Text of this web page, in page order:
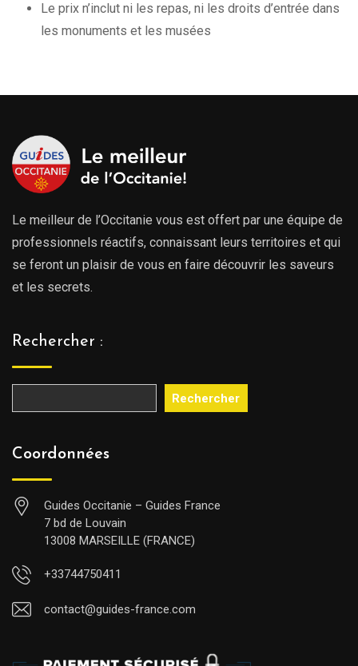
Le prix n’inclut ni les repas, ni les droits d’entrée dans
les monuments et les musées
Le meilleur de l’Occitanie vous est offert par une équipe de
professionnels réactifs, connaissant leurs territoires et qui
se feront un plaisir de vous en faire découvrir les saveurs
et les secrets.
Rechercher :
Rechercher
Coordonnées
Guides Occitanie – Guides France
7 bd de Louvain
13008 MARSEILLE (FRANCE)
+33744750411
contact@guides-france.com